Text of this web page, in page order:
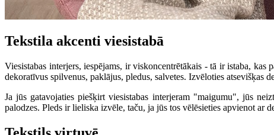
Tekstila akcenti viesistabā
Viesistabas interjers, iespējams, ir viskoncentrētākais - tā ir istaba,
dekoratīvus spilvenus, paklājus, pledus, salvetes. Izvēloties atsevišķas
Ja jūs gatavojaties piešķirt viesistabas interjeram "maigumu", jūs
palodzes. Pleds ir lieliska izvēle, taču, ja jūs tos vēlēsieties apvienot ar